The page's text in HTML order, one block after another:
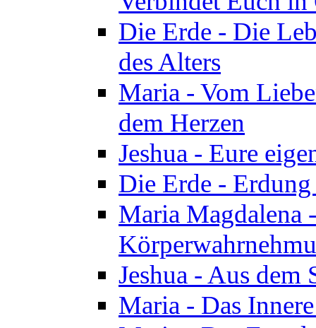
Die Erde - Die
des Alters
Maria - Vom
dem Herzen
Jeshua - Eure
Die Erde -
Maria Magdalena
Jeshua - Aus dem
Maria - Das